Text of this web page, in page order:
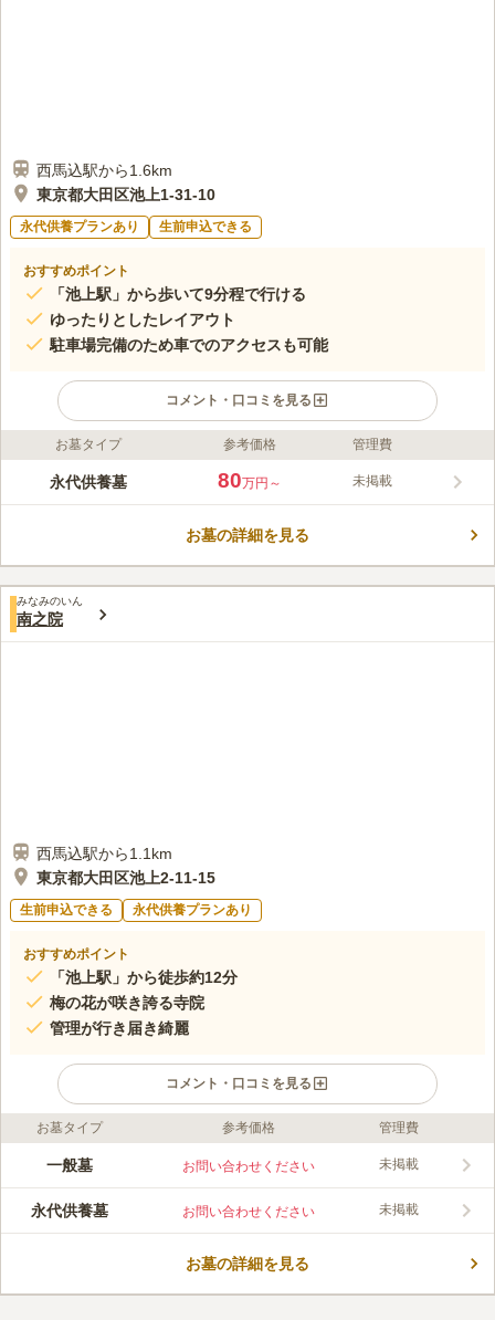
西馬込駅から1.6km
東京都大田区池上1-31-10
永代供養プランあり 生前申込できる
おすすめポイント
「池上駅」から歩いて9分程で行ける
ゆったりとしたレイアウト
駐車場完備のため車でのアクセスも可能
コメント・口コミを見る
ライフドット編集部のコメント
久遠林は、日蓮宗の照栄院が運営しています。1,146平方メート
可能です。 個人会員制です。会員になるには、80万円が必要で
口コミ評価
この霊園はまだ誰からも評価されていません。
お墓タイプ 参考価格 管理費
永代供養墓 80万円～ 未掲載
お墓の詳細を見る
みなみのいん
南之院
西馬込駅から1.1km
東京都大田区池上2-11-15
生前申込できる 永代供養プランあり
おすすめポイント
「池上駅」から徒歩約12分
梅の花が咲き誇る寺院
管理が行き届き綺麗
コメント・口コミを見る
ライフドット編集部のコメント
南之院は、東京都大田区に位置し、700年以上の長い歴史がある
ある日昭聖人の庵室として開創されました。 東急池上線「池上
駅」から徒歩10分とアクセス良好です。駐車場が完備されている
にされているので、心静かにゆっくりと故人を偲ぶことができる
この霊園はまだ誰からも評価されていません。
お墓タイプ 参考価格 管理費
一般墓 お問い合わせください 未掲載
永代供養墓 お問い合わせください 未掲載
お墓の詳細を見る